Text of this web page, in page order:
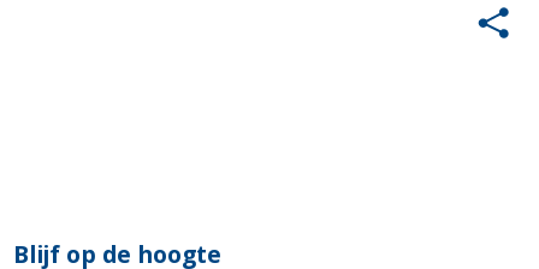
Blijf op de hoogte